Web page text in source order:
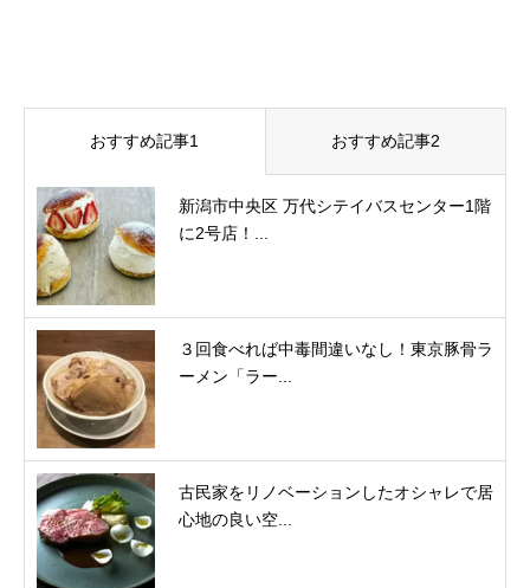
おすすめ記事1 おすすめ記事2
新潟市中央区 万代シテイバスセンター1階
に2号店！...
３回食べれば中毒間違いなし！東京豚骨ラ
ーメン「ラー...
古民家をリノベーションしたオシャレで居
心地の良い空...